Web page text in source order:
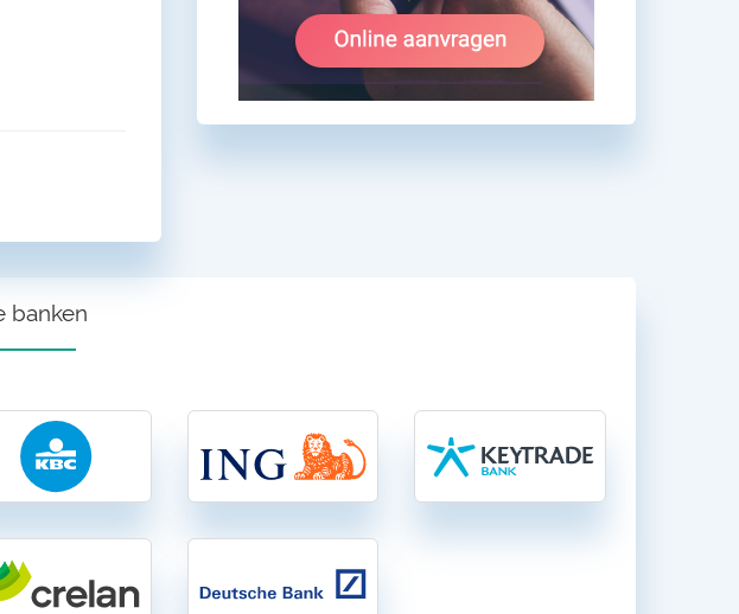
banken